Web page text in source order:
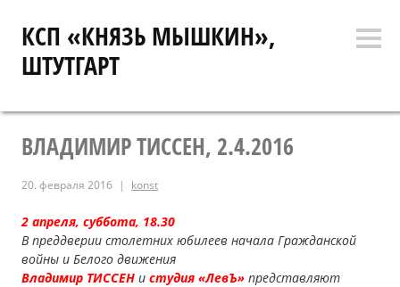
содержимому
КСП «КНЯЗЬ МЫШКИН»,
ШТУТГАРТ
ВЛАДИМИР ТИССЕН, 2.4.2016
20. февраля 2016 konst
2 апреля, суббота, 18.30
В преддверии столетних юбилеев начала Гражданской
войны и Белого движения
Владимир ТИССЕН и студия «ЛевЪ» представляют